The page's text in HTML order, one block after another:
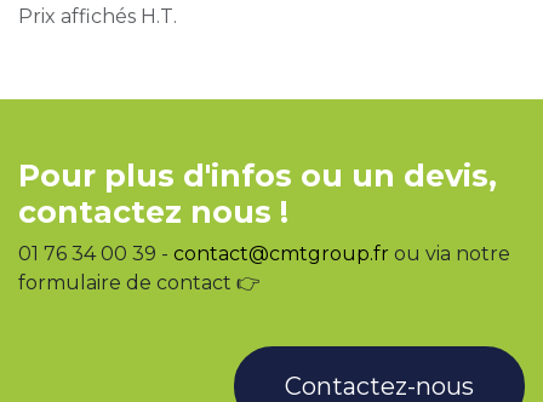
Prix affichés H.T.
Pour plus d'infos ou un devis,
contactez nous !
01 76 34 00 39 - contact@cmtgroup.fr ou via notre
formulaire de contact 👉
Contactez-nous